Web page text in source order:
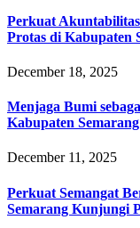
Perkuat
Protas di Kabupaten
December 18, 2025
Menjaga Bumi
Kabupaten
December 11, 2025
Perkuat Semangat
Semarang Kunjungi